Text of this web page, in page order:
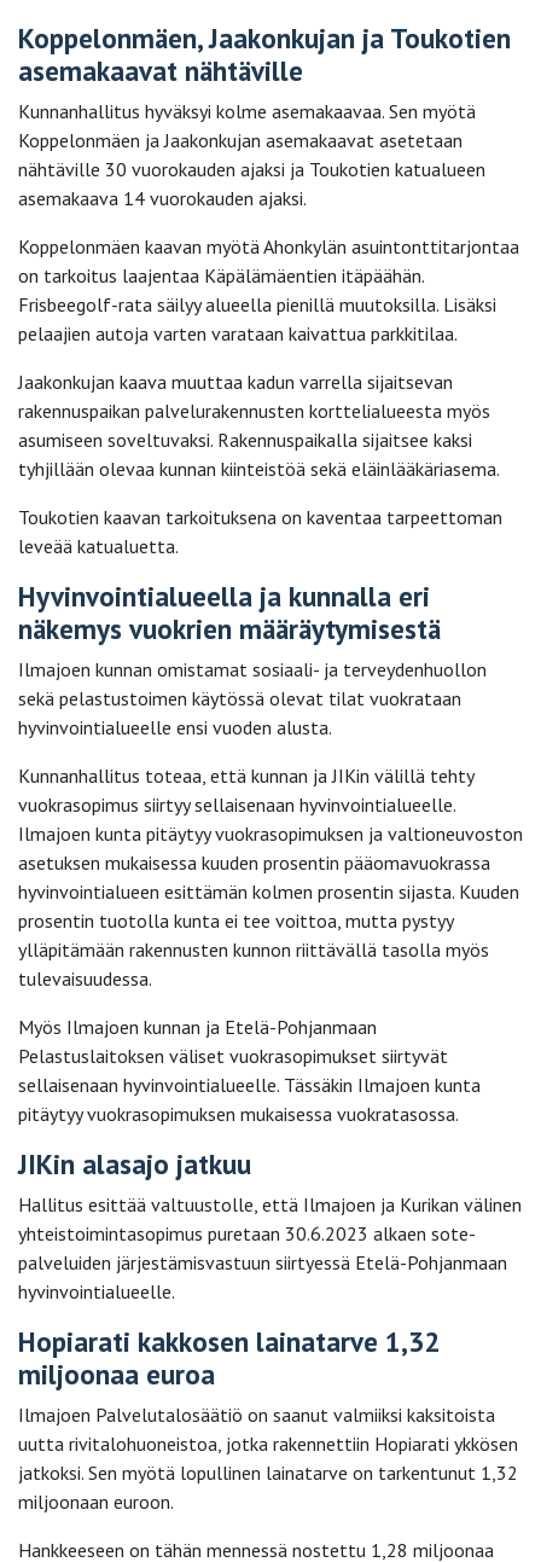
Koppelonmäen, Jaakonkujan ja Toukotien
asemakaavat nähtäville
Kunnanhallitus hyväksyi kolme asemakaavaa. Sen myötä
Koppelonmäen ja Jaakonkujan asemakaavat asetetaan
nähtäville 30 vuorokauden ajaksi ja Toukotien katualueen
asemakaava 14 vuorokauden ajaksi.
Koppelonmäen kaavan myötä Ahonkylän asuintonttitarjontaa
on tarkoitus laajentaa Käpälämäentien itäpäähän.
Frisbeegolf-rata säilyy alueella pienillä muutoksilla. Lisäksi
pelaajien autoja varten varataan kaivattua parkkitilaa.
Jaakonkujan kaava muuttaa kadun varrella sijaitsevan
rakennuspaikan palvelurakennusten korttelialueesta myös
asumiseen soveltuvaksi. Rakennuspaikalla sijaitsee kaksi
tyhjillään olevaa kunnan kiinteistöä sekä eläinlääkäriasema.
Toukotien kaavan tarkoituksena on kaventaa tarpeettoman
leveää katualuetta.
Hyvinvointialueella ja kunnalla eri
näkemys vuokrien määräytymisestä
Ilmajoen kunnan omistamat sosiaali- ja terveydenhuollon
sekä pelastustoimen käytössä olevat tilat vuokrataan
hyvinvointialueelle ensi vuoden alusta.
Kunnanhallitus toteaa, että kunnan ja JIKin välillä tehty
vuokrasopimus siirtyy sellaisenaan hyvinvointialueelle.
Ilmajoen kunta pitäytyy vuokrasopimuksen ja valtioneuvoston
asetuksen mukaisessa kuuden prosentin pääomavuokrassa
hyvinvointialueen esittämän kolmen prosentin sijasta. Kuuden
prosentin tuotolla kunta ei tee voittoa, mutta pystyy
ylläpitämään rakennusten kunnon riittävällä tasolla myös
tulevaisuudessa.
Myös Ilmajoen kunnan ja Etelä-Pohjanmaan
Pelastuslaitoksen väliset vuokrasopimukset siirtyvät
sellaisenaan hyvinvointialueelle. Tässäkin Ilmajoen kunta
pitäytyy vuokrasopimuksen mukaisessa vuokratasossa.
JIKin alasajo jatkuu
Hallitus esittää valtuustolle, että Ilmajoen ja Kurikan välinen
yhteistoimintasopimus puretaan 30.6.2023 alkaen sote-
palveluiden järjestämisvastuun siirtyessä Etelä-Pohjanmaan
hyvinvointialueelle.
Hopiarati kakkosen lainatarve 1,32
miljoonaa euroa
Ilmajoen Palvelutalosäätiö on saanut valmiiksi kaksitoista
uutta rivitalohuoneistoa, jotka rakennettiin Hopiarati ykkösen
jatkoksi. Sen myötä lopullinen lainatarve on tarkentunut 1,32
miljoonaan euroon.
Hankkeeseen on tähän mennessä nostettu 1,28 miljoonaa